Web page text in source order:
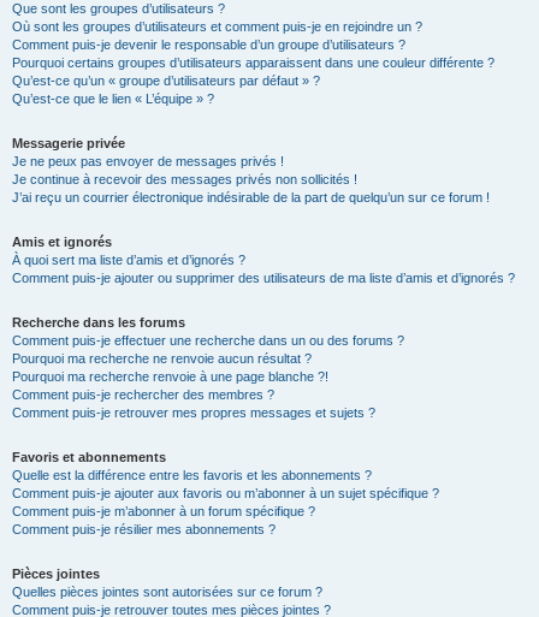
Que sont les groupes d’utilisateurs ?
Où sont les groupes d’utilisateurs et comment puis-je en rejoindre un ?
Comment puis-je devenir le responsable d’un groupe d’utilisateurs ?
Pourquoi certains groupes d’utilisateurs apparaissent dans une couleur différente ?
Qu’est-ce qu’un « groupe d’utilisateurs par défaut » ?
Qu’est-ce que le lien « L’équipe » ?
Messagerie privée
Je ne peux pas envoyer de messages privés !
Je continue à recevoir des messages privés non sollicités !
J’ai reçu un courrier électronique indésirable de la part de quelqu’un sur ce forum !
Amis et ignorés
À quoi sert ma liste d’amis et d’ignorés ?
Comment puis-je ajouter ou supprimer des utilisateurs de ma liste d’amis et d’ignorés ?
Recherche dans les forums
Comment puis-je effectuer une recherche dans un ou des forums ?
Pourquoi ma recherche ne renvoie aucun résultat ?
Pourquoi ma recherche renvoie à une page blanche ?!
Comment puis-je rechercher des membres ?
Comment puis-je retrouver mes propres messages et sujets ?
Favoris et abonnements
Quelle est la différence entre les favoris et les abonnements ?
Comment puis-je ajouter aux favoris ou m’abonner à un sujet spécifique ?
Comment puis-je m’abonner à un forum spécifique ?
Comment puis-je résilier mes abonnements ?
Pièces jointes
Quelles pièces jointes sont autorisées sur ce forum ?
Comment puis-je retrouver toutes mes pièces jointes ?